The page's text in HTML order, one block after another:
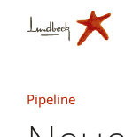
Pipeline